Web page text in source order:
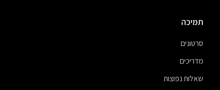
תמיכה
סרטונים
מדריכים
שאלות נפוצות